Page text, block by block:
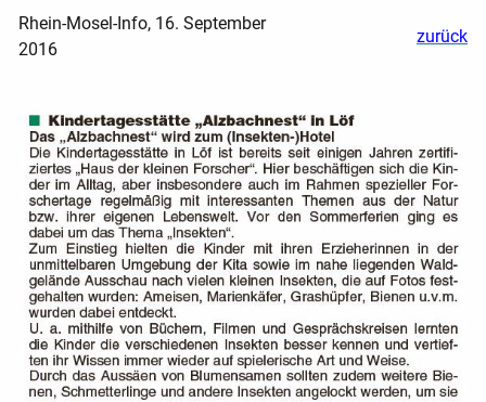
Rhein-Mosel-Info, 16. September
2016
zurück